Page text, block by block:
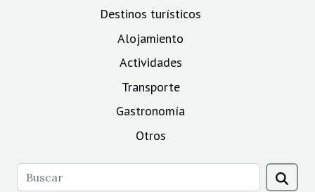
Destinos turísticos
Alojamiento
Actividades
Transporte
Gastronomía
Otros